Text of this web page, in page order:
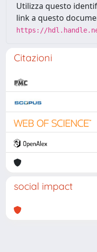
Utilizza questo
link a questo
https://
Citazioni
social impact